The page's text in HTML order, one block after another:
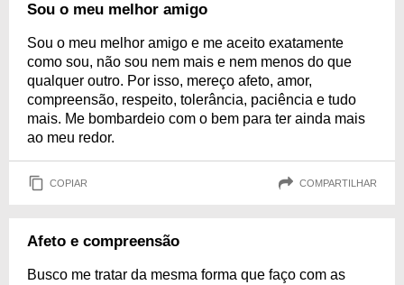
Sou o meu melhor amigo
Sou o meu melhor amigo e me aceito exatamente
como sou, não sou nem mais e nem menos do que
qualquer outro. Por isso, mereço afeto, amor,
compreensão, respeito, tolerância, paciência e tudo
mais. Me bombardeio com o bem para ter ainda mais
ao meu redor.
COPIAR COMPARTILHAR
Afeto e compreensão
Busco me tratar da mesma forma que faço com as